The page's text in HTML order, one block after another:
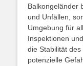
Balkongeländer
und Unfällen,
Umgebung für
Inspektionen
die Stabilität
potenzielle